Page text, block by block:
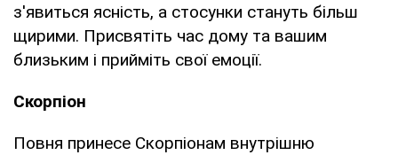
з'явиться ясність, а стосунки стануть більш
щирими. Присвятіть час дому та вашим
близьким і прийміть свої емоції.
Скорпіон
Повня принесе Скорпіонам внутрішню